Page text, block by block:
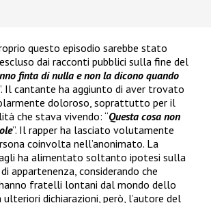
questo episodio sarebbe stato
dai racconti pubblici sulla fine del
finta di nulla e non la dicono quando
Il cantante ha aggiunto di aver trovato
doloroso, soprattutto per il
che stava vivendo: “Questa cosa non
”. Il rapper ha lasciato volutamente
coinvolta nell’anonimato. La
ha alimentato soltanto ipotesi sulla
appartenenza, considerando che
fratelli lontani dal mondo dello
dichiarazioni, però, l’autore del